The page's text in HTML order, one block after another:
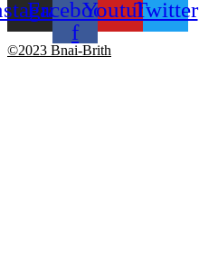
Facebook-
f
YoutubeTwitter
©2023 Bnai-Brith